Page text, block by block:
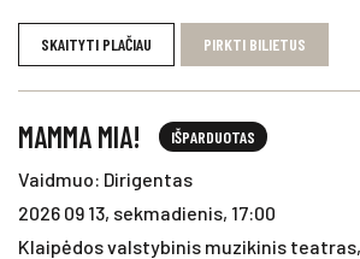
SKAITYTI PLAČIAU PIRKTI BILIETUS
MAMMA MIA! IŠPARDUOTAS
Vaidmuo: Dirigentas
2026 09 13, sekmadienis, 17:00
Klaipėdos valstybinis muzikinis teatras,